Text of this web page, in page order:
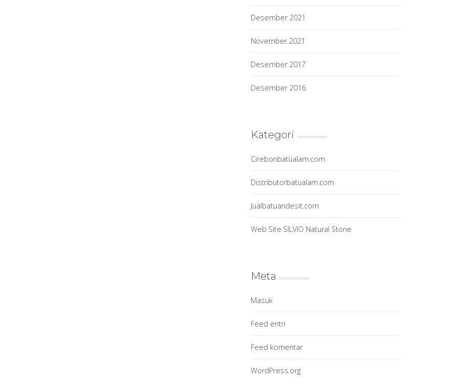
Desember 2021
November 2021
Desember 2017
Desember 2016
Kategori
Cirebonbatualam.com
Distributorbatualam.com
Jualbatuandesit.com
Web Site SILVIO Natural Stone
Meta
Masuk
Feed entri
Feed komentar
WordPress.org